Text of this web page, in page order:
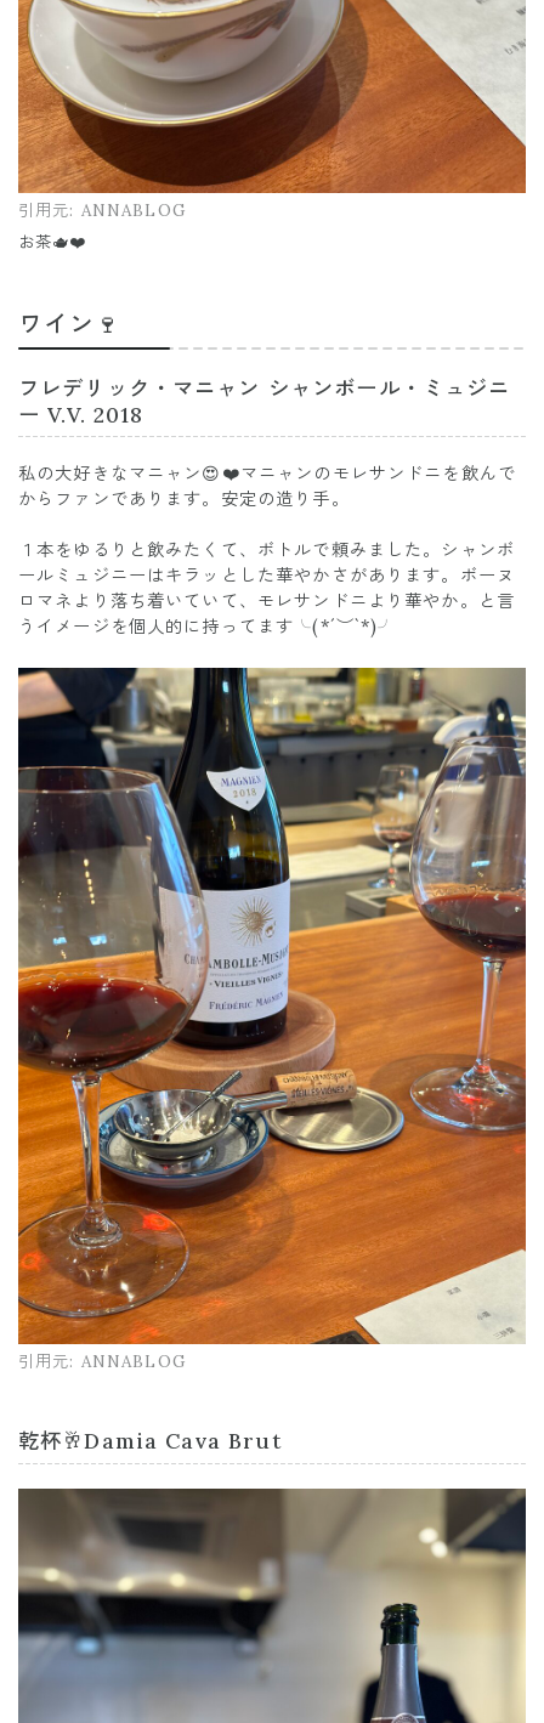
引用元: ANNABLOG
お茶🫖❤️
ワイン🍷
フレデリック・マニャン シャンボール・ミュジニ
ー V.V. 2018
私の大好きなマニャン😍❤️マニャンのモレサンドニを飲んで
からファンであります。安定の造り手。
１本をゆるりと飲みたくて、ボトルで頼みました。シャンボ
ールミュジニーはキラッとした華やかさがあります。ボーヌ
ロマネより落ち着いていて、モレサンドニより華やか。と言
うイメージを個人的に持ってます╰(*´︶`*)╯
引用元: ANNABLOG
乾杯🥂Damia Cava Brut